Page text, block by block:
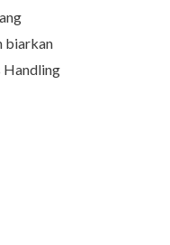
biarkan
Handling